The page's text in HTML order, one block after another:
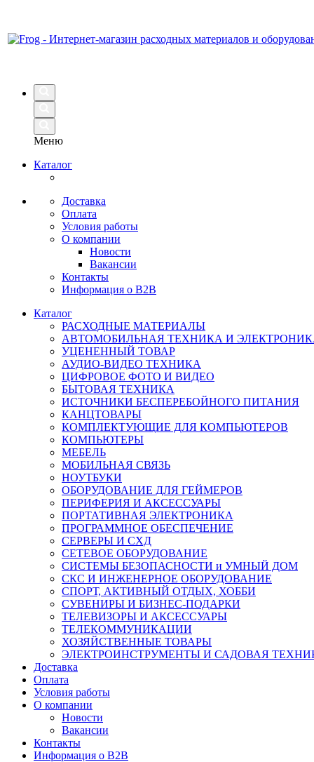
Меню
Каталог
Доставка
Оплата
Условия работы
О компании
Новости
Вакансии
Контакты
Информация о B2B
Каталог
РАСХОДНЫЕ МАТЕРИАЛЫ
АВТОМОБИЛЬНАЯ ТЕХНИКА И
УЦЕНЕННЫЙ ТОВАР
АУДИО-ВИДЕО ТЕХНИКА
ЦИФРОВОЕ ФОТО И ВИДЕО
БЫТОВАЯ ТЕХНИКА
ИСТОЧНИКИ БЕСПЕРЕБОЙНОГО ПИТАНИЯ
КАНЦТОВАРЫ
КОМПЛЕКТУЮЩИЕ ДЛЯ КОМПЬЮТЕРОВ
КОМПЬЮТЕРЫ
МЕБЕЛЬ
МОБИЛЬНАЯ СВЯЗЬ
НОУТБУКИ
ОБОРУДОВАНИЕ ДЛЯ ГЕЙМЕРОВ
ПЕРИФЕРИЯ И АКСЕССУАРЫ
ПОРТАТИВНАЯ ЭЛЕКТРОНИКА
ПРОГРАММНОЕ ОБЕСПЕЧЕНИЕ
СЕРВЕРЫ И СХД
СЕТЕВОЕ ОБОРУДОВАНИЕ
СИСТЕМЫ БЕЗОПАСНОСТИ и УМНЫЙ ДОМ
СКС И ИНЖЕНЕРНОЕ ОБОРУДОВАНИЕ
СПОРТ, АКТИВНЫЙ ОТДЫХ, ХОББИ
СУВЕНИРЫ И БИЗНЕС-ПОДАРКИ
ТЕЛЕВИЗОРЫ И АКСЕССУАРЫ
ТЕЛЕКОММУНИКАЦИИ
ХОЗЯЙСТВЕННЫЕ ТОВАРЫ
ЭЛЕКТРОИНСТРУМЕНТЫ И САДОВАЯ
Доставка
Оплата
Условия работы
О компании
Новости
Вакансии
Контакты
Информация о B2B